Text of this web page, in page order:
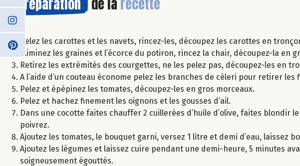
Pelez les carottes et les navets, rincez-les, découpez les carottes en
Eliminez les graines et l’écorce du potiron, rincez la chair, découpez-la en
Retirez les extrémités des courgettes, ne les pelez pas, découpez-les en
A l’aide d’un couteau économe pelez les branches de cèleri pour retirer
Pelez et épépinez les tomates, découpez-les en gros morceaux.
Pelez et hachez finement les oignons et les gousses d’ail.
Dans une cocotte faites chauffer 2 cuillerées d’huile d’olive, faites blondir
poivrez.
Ajoutez les tomates, le bouquet garni, versez 1 litre et demi d’eau, laissez
Ajoutez les légumes et laissez cuire pendant une demi-heure, 5 minutes
soigneusement égouttés.